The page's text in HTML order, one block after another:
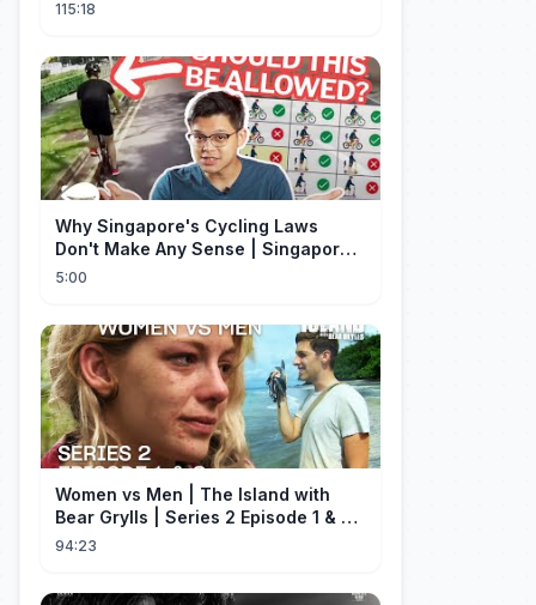
115:18
Why Singapore's Cycling Laws
Don't Make Any Sense | Singapore
Explained
5:00
Women vs Men | The Island with
Bear Grylls | Series 2 Episode 1 & 2 |
Full Episode
94:23